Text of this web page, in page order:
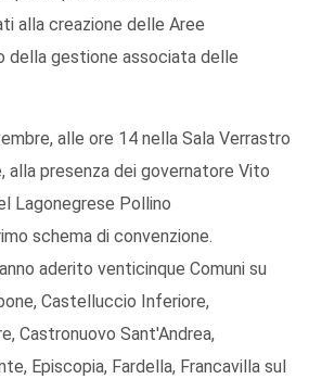
alla creazione delle Aree
della gestione associata delle
alle ore 14 nella Sala Verrastro
alla presenza dei governatore Vito
Lagonegrese Pollino
schema di convenzione.
aderito venticinque Comuni su
Castelluccio Inferiore,
Castronuovo Sant'Andrea,
Episcopia, Fardella, Francavilla sul